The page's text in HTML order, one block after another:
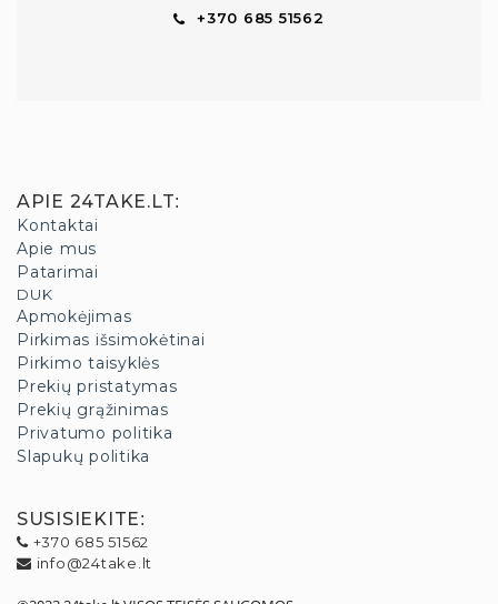
+370 685 51562
APIE 24TAKE.LT:
Kontaktai
Apie mus
Patarimai
DUK
Apmokėjimas
Pirkimas išsimokėtinai
Pirkimo taisyklės
Prekių pristatymas
Prekių grąžinimas
Privatumo politika
Slapukų politika
SUSISIEKITE:
+370 685 51562
info@24take.lt